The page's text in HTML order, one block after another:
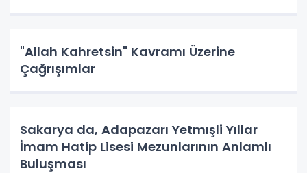
"Allah Kahretsin" Kavramı Üzerine
Çağrışımlar
Sakarya da, Adapazarı Yetmışli Yıllar
İmam Hatip Lisesi Mezunlarının Anlamlı
Buluşması